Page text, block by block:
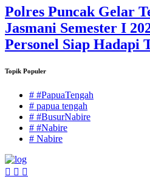
Polres Puncak Gelar
Jasmani Semester I
Personel Siap Hadapi
Topik Populer
# #PapuaTengah
# papua tengah
# #BusurNabire
# #Nabire
# Nabire